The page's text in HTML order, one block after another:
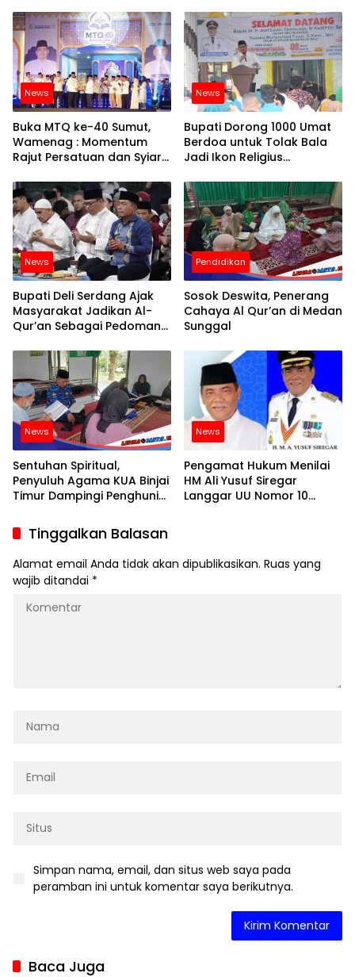
News
Buka MTQ ke-40 Sumut,
Wamenag : Momentum
Rajut Persatuan dan Syiar
News
Bupati Dorong 1000 Umat
Berdoa untuk Tolak Bala
Jadi Ikon Religius
News
Bupati Deli Serdang Ajak
Masyarakat Jadikan Al-
Qur’an Sebagai Pedoman
Pendidikan
Sosok Deswita, Penerang
Cahaya Al Qur’an di Medan
Sunggal
News
Sentuhan Spiritual,
Penyuluh Agama KUA Binjai
Timur Dampingi Penghuni
Quran
News
Pengamat Hukum Menilai
HM Ali Yusuf Siregar
Langgar UU Nomor 10
Tinggalkan Balasan
Alamat email Anda tidak akan dipublikasikan. Ruas yang
wajib ditandai *
Simpan nama, email, dan situs web saya pada
peramban ini untuk komentar saya berikutnya.
Baca Juga